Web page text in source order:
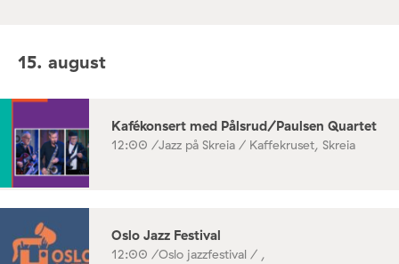
15. august
Kafékonsert med Pålsrud/Paulsen Quartet
12:00 /Jazz på Skreia / Kaffekruset, Skreia
Oslo Jazz Festival
12:00 /Oslo jazzfestival / ,